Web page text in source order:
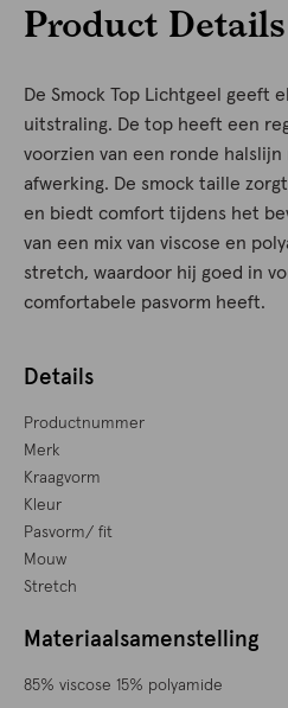
Product Details
De Smock Top Lichtgeel geeft
uitstraling. De top heeft een
voorzien van een ronde
afwerking. De smock taille
en biedt comfort tijdens het
van een mix van viscose en
stretch, waardoor hij goed in
comfortabele pasvorm heeft.
Details
Productnummer
Merk
Kraagvorm
Kleur
Pasvorm/ fit
Mouw
Stretch
Materiaalsamenstelling
85% viscose 15% polyamide